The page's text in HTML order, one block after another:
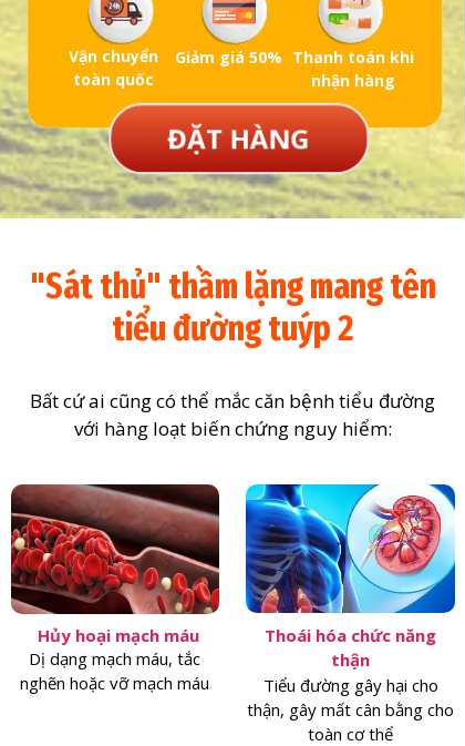
ĐẶT HÀNG
Vận chuyển
toàn quốc
Giảm giá 50% Thanh toán khi
nhận hàng
"Sát thủ" thầm lặng mang tên
tiểu đường tuýp 2
Bất cứ ai cũng có thể mắc căn bệnh tiểu đường
với hàng loạt biến chứng nguy hiểm:
Thoái hóa chức năng
thận
Tiểu đường gây hại cho
thận, gây mất cân bằng cho
toàn cơ thể
Hủy hoại mạch máu
Dị dạng mạch máu, tắc
nghẽn hoặc vỡ mạch máu